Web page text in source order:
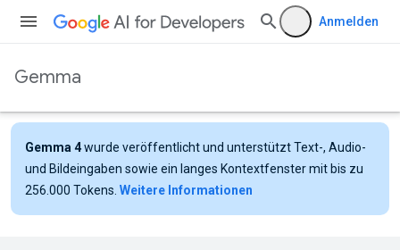
Anmelden
Gemma
Gemma 4wurde veröffentlicht und unterstützt Text-, Audio-
und Bildeingaben sowie ein langes Kontextfenster mit bis zu
256.000 Tokens. Weitere Informationen